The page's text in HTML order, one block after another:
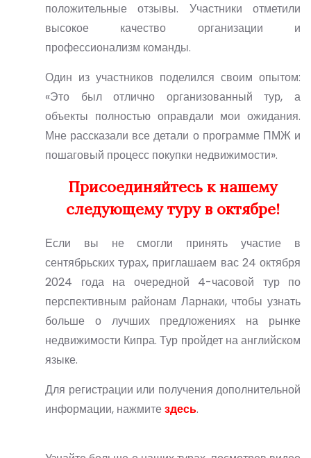
положительные отзывы. Участники отметили
высокое качество организации и
профессионализм команды.
Один из участников поделился своим опытом:
«Это был отлично организованный тур, а
объекты полностью оправдали мои ожидания.
Мне рассказали все детали о программе ПМЖ и
пошаговый процесс покупки недвижимости».
Присоединяйтесь к нашему
следующему туру в октябре!
Если вы не смогли принять участие в
сентябрьских турах, приглашаем вас 24 октября
2024 года на очередной 4-часовой тур по
перспективным районам Ларнаки, чтобы узнать
больше о лучших предложениях на рынке
недвижимости Кипра. Тур пройдет на английском
языке.
Для регистрации или получения дополнительной
информации, нажмитездесь.